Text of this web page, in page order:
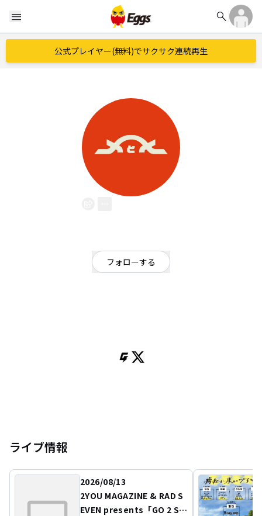
menu search
公式プレイヤー(無料)でサクサク連続再生
フォローする
Dr.くっく
ライブ情報
2026/08/13
2YOU MAGAZINE & RAD S
EVEN presents「GO 2 SE